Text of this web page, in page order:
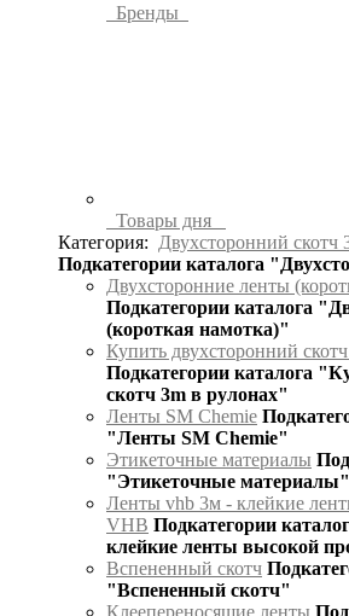
Бренды
Товары дня
Категория:
Двухсторонний скотч
Подкатегории каталога
Двухсторонние ленты
Подкатегории каталога
(короткая намотка)"
Купить двухсторонний
Подкатегории каталога
скотч 3m в рулонах"
Ленты SM Chemie
"Ленты SM Chemie"
Этикеточные материалы
"Этикеточные материалы"
Ленты vhb 3м - клейкие
VHB Подкатегории
клейкие ленты высокой
Вспененный скотч
"Вспененный скотч"
Клеепереносящие ленты